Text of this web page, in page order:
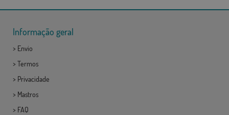
Informação geral
> Envio
> Termos
> Privacidade
> Mastros
> FAQ